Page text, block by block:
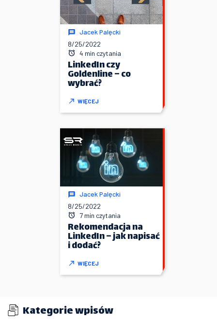
Jacek Palęcki
8/25/2022
4 min czytania
LinkedIn czy
Goldenline – co
wybrać?
WIĘCEJ
Jacek Palęcki
8/25/2022
7 min czytania
Rekomendacja na
LinkedIn – jak napisać
i dodać?
WIĘCEJ
Kategorie wpisów